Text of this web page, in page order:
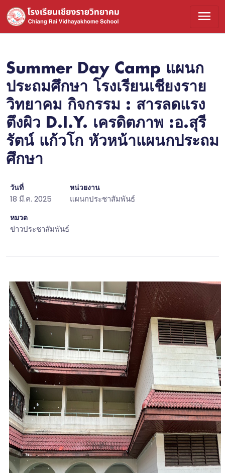
menu
Summer Day Camp แผนก
ประถมศึกษา โรงเรียนเชียงราย
วิทยาคม กิจกรรม : สารลดแรง
ตึงผิว D.I.Y. เครดิตภาพ :อ.สุรี
รัตน์ แก้วโก หัวหน้าแผนกประถม
ศึกษา
วันที่
18 มี.ค. 2025
หน่วยงาน
แผนกประชาสัมพันธ์
หมวด
ข่าวประชาสัมพันธ์